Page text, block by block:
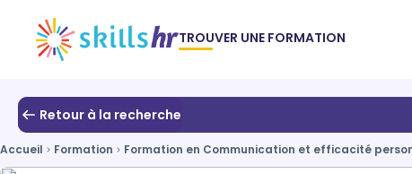
TROUVER UNE FORMATION
Retour à la recherche
Accueil Formation Formation en Communication et efficacité